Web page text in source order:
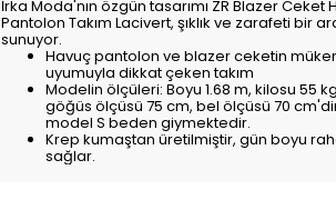
İrka Moda'nın özgün tasarımı ZR Blazer Ceket
Pantolon Takım Lacivert, şıklık ve zarafeti bir
sunuyor.
Havuç pantolon ve blazer ceketin
uyumuyla dikkat çeken takım
Modelin ölçüleri: Boyu 1.68 m, kilosu 55
göğüs ölçüsü 75 cm, bel ölçüsü 70
model S beden giymektedir.
Krep kumaştan üretilmiştir, gün boyu
sağlar.